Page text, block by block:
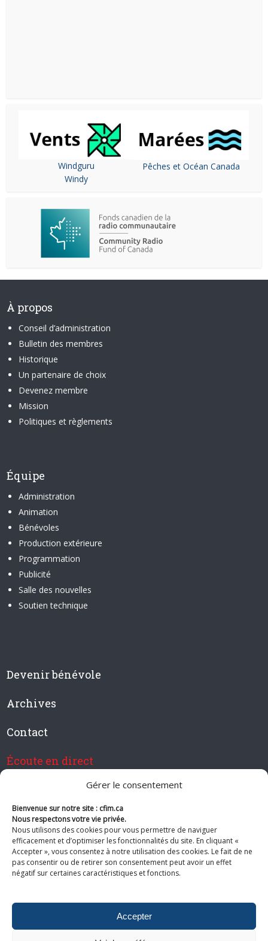
Gérer le consentement
Bienvenue sur notre site : cfim.ca
Nous respectons votre vie privée.
Nous utilisons des cookies pour vous permettre de naviguer
efficacement et d’optimiser les fonctionnalités du site. En cliquant «
Accepter », vous consentez à notre utilisation des cookies. Le fait de ne
pas consentir ou de retirer son consentement peut avoir un effet
négatif sur certaines caractéristiques et fonctions.
Accepter
Windguru
Windy
Pêches et Océan Canada
À propos
Conseil d’administration
Bulletin des membres
Historique
Un partenaire de choix
Devenez membre
Mission
Politiques et règlements
Équipe
Administration
Animation
Bénévoles
Production extérieure
Programmation
Publicité
Salle des nouvelles
Soutien technique
Devenir bénévole
Archives
Contact
Écoute en direct
Devenir membre de CFIM
Suivez-nous